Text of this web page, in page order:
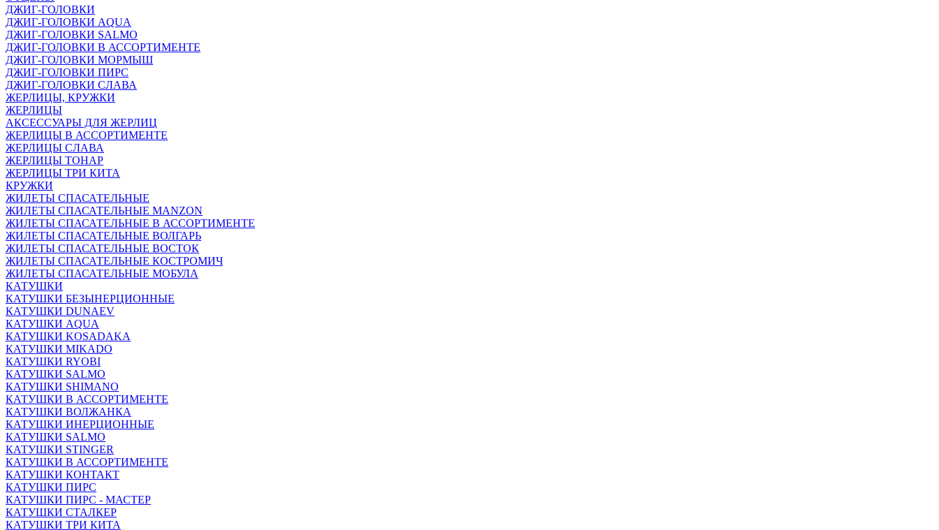
ДЖИГ-ГОЛОВКИ
ДЖИГ-ГОЛОВКИ AQUA
ДЖИГ-ГОЛОВКИ SALMO
ДЖИГ-ГОЛОВКИ В АССОРТИМЕНТЕ
ДЖИГ-ГОЛОВКИ МОРМЫШ
ДЖИГ-ГОЛОВКИ ПИРС
ДЖИГ-ГОЛОВКИ СЛАВА
ЖЕРЛИЦЫ, КРУЖКИ
ЖЕРЛИЦЫ
АКСЕССУАРЫ ДЛЯ ЖЕРЛИЦ
ЖЕРЛИЦЫ В АССОРТИМЕНТЕ
ЖЕРЛИЦЫ СЛАВА
ЖЕРЛИЦЫ ТОНАР
ЖЕРЛИЦЫ ТРИ КИТА
КРУЖКИ
ЖИЛЕТЫ СПАСАТЕЛЬНЫЕ
ЖИЛЕТЫ СПАСАТЕЛЬНЫЕ MANZON
ЖИЛЕТЫ СПАСАТЕЛЬНЫЕ В АССОРТИМЕНТЕ
ЖИЛЕТЫ СПАСАТЕЛЬНЫЕ ВОЛГАРЬ
ЖИЛЕТЫ СПАСАТЕЛЬНЫЕ ВОСТОК
ЖИЛЕТЫ СПАСАТЕЛЬНЫЕ КОСТРОМИЧ
ЖИЛЕТЫ СПАСАТЕЛЬНЫЕ МОБУЛА
КАТУШКИ
КАТУШКИ БЕЗЫНЕРЦИОННЫЕ
КАТУШКИ DUNAEV
КАТУШКИ AQUA
КАТУШКИ KOSADAKA
КАТУШКИ MIKADO
КАТУШКИ RYOBI
КАТУШКИ SALMO
КАТУШКИ SHIMANO
КАТУШКИ В АССОРТИМЕНТЕ
КАТУШКИ ВОЛЖАНКА
КАТУШКИ ИНЕРЦИОННЫЕ
КАТУШКИ SALMO
КАТУШКИ STINGER
КАТУШКИ В АССОРТИМЕНТЕ
КАТУШКИ КОНТАКТ
КАТУШКИ ПИРС
КАТУШКИ ПИРС - МАСТЕР
КАТУШКИ СТАЛКЕР
КАТУШКИ ТРИ КИТА